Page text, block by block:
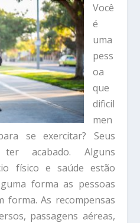
Você
é
uma
pess
oa
que
dificil
men
se exercitar? Seus
ter acabado. Alguns
físico e saúde estão
forma as pessoas
forma. As recompensas
passagens aéreas,